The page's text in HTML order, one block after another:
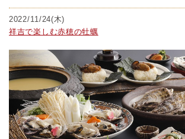
2022/11/24(木)
祥吉で楽しむ赤穂の牡蠣